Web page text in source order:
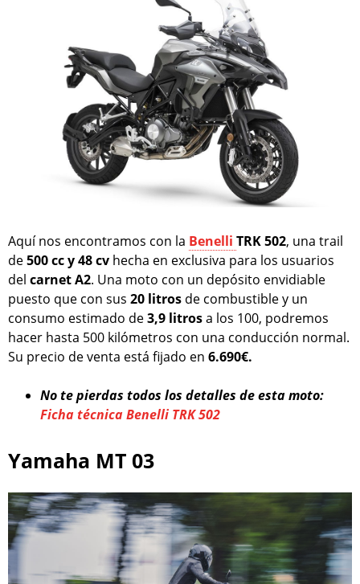
Aquí nos encontramos con la Benelli TRK 502, una trail
de500 cc y 48 cv hecha en exclusiva para los usuarios
del carnet A2. Una moto con un depósito envidiable
puesto que con sus 20 litros de combustible y un
consumo estimado de3,9 litrosa los 100, podremos
hacer hasta 500 kilómetros con una conducción normal.
Su precio de venta está fijado en 6.690€.
No te pierdas todos los detalles de esta moto:
Ficha técnica Benelli TRK 502
Yamaha MT 03